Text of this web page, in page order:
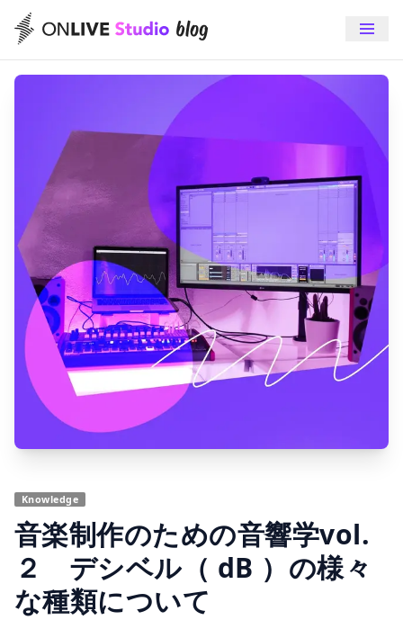
Knowledge
音楽制作のための音響学vol.
２ デシベル（ dB ）の様々
な種類について